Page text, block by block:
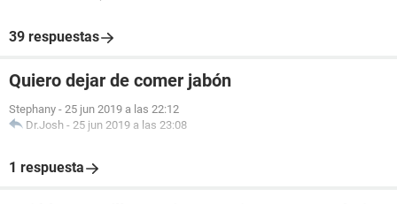
39 respuestas
Quiero dejar de comer jabón
Stephany - 25 jun 2019 a las 22:12
Dr.Josh - 25 jun 2019 a las 23:08
1 respuesta